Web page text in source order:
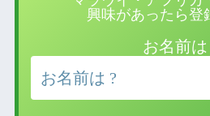
興味があったら登
お名前